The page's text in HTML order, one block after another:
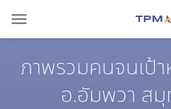
menu
ภาพรวมคนจนเป้
อ.อัมพวา ส